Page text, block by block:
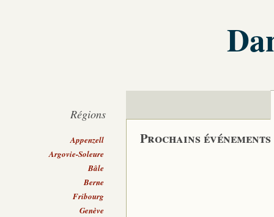
Prochains événements
Régions
Appenzell
Argovie-Soleure
Bâle
Berne
Fribourg
Genève